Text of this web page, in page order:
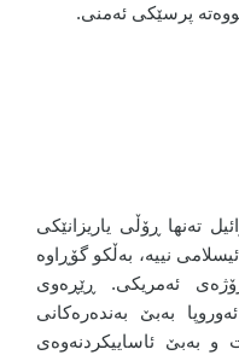
پرسێکی ئەمنی.
تەنها ڕۆڵی یاریزانێکی
نییە، بەڵکو گۆڕاوە
ئەمریکی. ڕێڕەوی
بەبێ بەندەرەکانی
و بەبێ ئاساییکردنەوەی